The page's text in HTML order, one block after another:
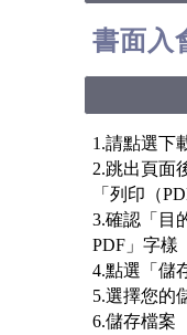
書面入
1.請點選下
2.跳出頁面
「列印（
3.確認「目
PDF」字樣
4.點選「儲
5.選擇您的
6.儲存檔案